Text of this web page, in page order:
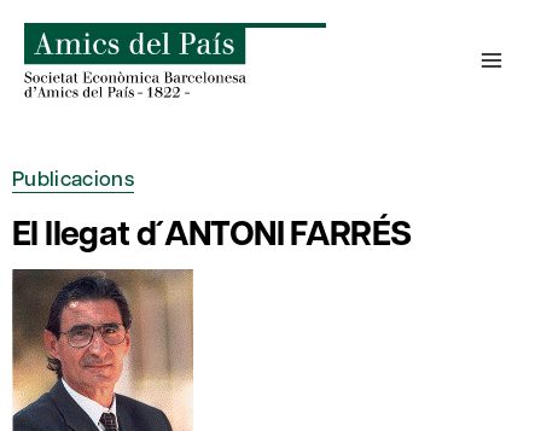
content
Publicacions
El llegat d´ANTONI FARRÉS